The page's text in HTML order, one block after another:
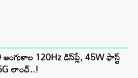
120Hz డిస్‌ప్లే, 45W ఫాస్ట్
లాంచ్..!